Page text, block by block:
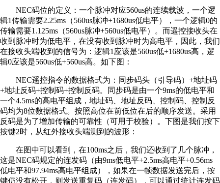
NEC码位的定义：一个脉冲对应560us的连续载波，一个逻
辑1传输需要2.25ms（560us脉冲+1680us低电平），一个逻辑0的
传输需要1.125ms（560us脉冲+560us低电平）。而遥控接收头在
收到脉冲时为低电平，在没有收到脉冲时为高电平，因此，我们
在接收头端收到的信号为：逻辑1应该是560us低+1680us高，逻
辑0应该是560us低+560us高。如下图：
NEC遥控指令的数据格式为：同步码头（引导码）+地址码
+地址反码+控制码+控制反码。同步码是由一个9ms的低电平和
一个4.5ms的高电平组成，地址码、地址反码、控制码、控制反
码均为8位数据格式。按照高位在前低位在后的顺序发送。采用
反码是为了增加传输的可靠性（可用于校验）。下图是我们按下
按键2时，从红外接收头端测到的波形：
在图中可以看到，在100ms之后，我们还收到了几个脉冲，
这是NEC码规定的连发码（由9ms低电平+2.5ms高电平+0.56ms
低电平和97.94ms高电平组成），如果在一帧数据发送完后，按
键仍没有松开，则发送重复码（连发码），可以通过统计连发码